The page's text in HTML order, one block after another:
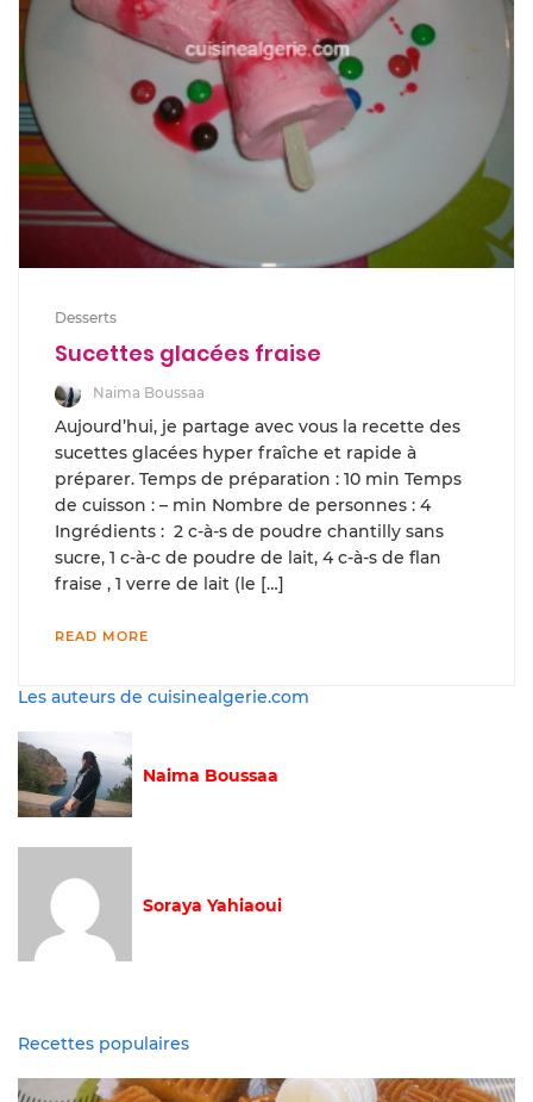
Desserts
Sucettes glacées fraise
Naima Boussaa
Aujourd’hui, je partage avec vous la recette des
sucettes glacées hyper fraîche et rapide à
préparer. Temps de préparation : 10 min Temps
de cuisson : – min Nombre de personnes : 4
Ingrédients : 2 c-à-s de poudre chantilly sans
sucre, 1 c-à-c de poudre de lait, 4 c-à-s de flan
fraise , 1 verre de lait (le […]
READ MORE
Les auteurs de cuisinealgerie.com
Naima Boussaa
Soraya Yahiaoui
Recettes populaires